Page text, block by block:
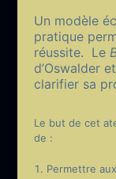
Un modèle
pratique
réussite. Le
d’Oswalder
clarifier sa
Le but de cet
de :
Permettre